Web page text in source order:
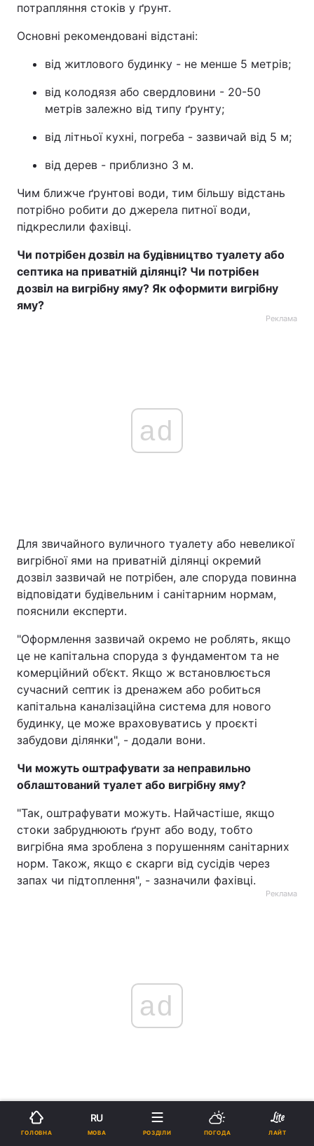
потрапляння стоків у ґрунт.
Основні рекомендовані відстані:
від житлового будинку - не менше 5 метрів;
від колодязя або свердловини - 20-50
метрів залежно від типу ґрунту;
від літньої кухні, погреба - зазвичай від 5 м;
від дерев - приблизно 3 м.
Чим ближче ґрунтові води, тим більшу відстань
потрібно робити до джерела питної води,
підкреслили фахівці.
Чи потрібен дозвіл на будівництво туалету або
септика на приватній ділянці? Чи потрібен
дозвіл на вигрібну яму? Як оформити вигрібну
яму?
Реклама
ad
Для звичайного вуличного туалету або невеликої
вигрібної ями на приватній ділянці окремий
дозвіл зазвичай не потрібен, але споруда повинна
відповідати будівельним і санітарним нормам,
пояснили експерти.
"Оформлення зазвичай окремо не роблять, якщо
це не капітальна споруда з фундаментом та не
комерційний об’єкт. Якщо ж встановлюється
сучасний септик із дренажем або робиться
капітальна каналізаційна система для нового
будинку, це може враховуватись у проєкті
забудови ділянки", - додали вони.
Чи можуть оштрафувати за неправильно
облаштований туалет або вигрібну яму?
"Так, оштрафувати можуть. Найчастіше, якщо
стоки забруднюють ґрунт або воду, тобто
вигрібна яма зроблена з порушенням санітарних
норм. Також, якщо є скарги від сусідів через
запах чи підтоплення", - зазначили фахівці.
Реклама
ad
Окремо вони зазначили, що причиною, за якою
власник неправильно облаштованого туалету
ГОЛОВНА
RU
МОВА РОЗДІЛИ ПОГОДА ЛАЙТ